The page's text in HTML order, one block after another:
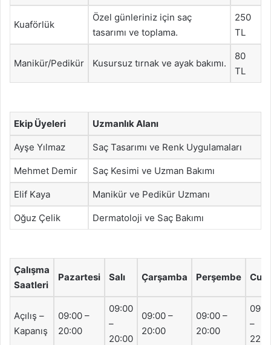
Kuaförlük
Özel günleriniz için saç
tasarımı ve toplama.
250
TL
Manikür/Pedikür Kusursuz tırnak ve ayak bakımı.
80
TL
Ekip Üyeleri Uzmanlık Alanı
Ayşe Yılmaz Saç Tasarımı ve Renk Uygulamaları
Mehmet Demir Saç Kesimi ve Uzman Bakımı
Elif Kaya Manikür ve Pedikür Uzmanı
Oğuz Çelik Dermatoloji ve Saç Bakımı
Çalışma
Saatleri
Pazartesi Salı Çarşamba Perşembe
Açılış –
Kapanış
09:00 –
20:00
09:00
–
20:00
09:00 –
20:00
09:00 –
20:00
–